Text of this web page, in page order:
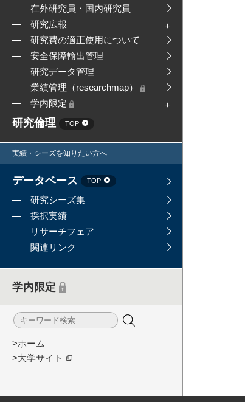
在外研究員・国内研究員
研究広報
研究費の適正使用について
安全保障輸出管理
研究データ管理
業績管理（researchmap）
学内限定
研究倫理 TOP
実績・シーズを知りたい方へ
データベース TOP
研究シーズ集
採択実績
リサーチフェア
関連リンク
学内限定
>ホーム
>大学サイト